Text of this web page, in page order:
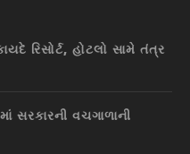
રિસોર્ટ, હોટલો સામે તંત્ર
સરકારની વચગાળાની